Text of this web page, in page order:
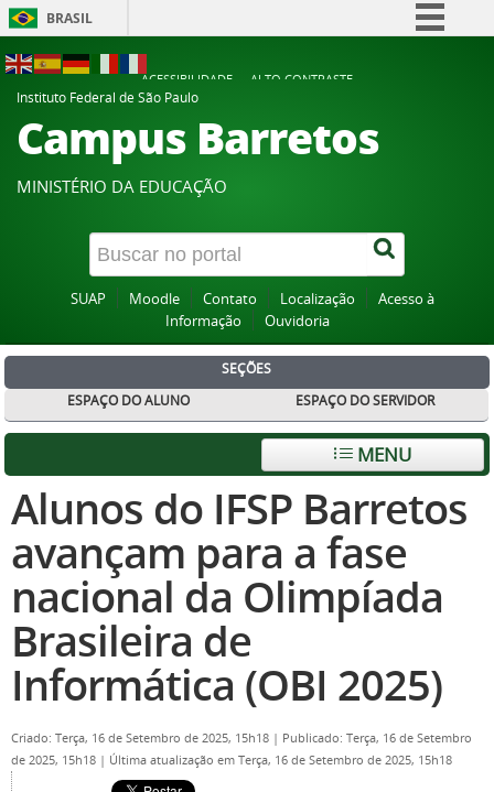
BRASIL
Participe
Acesso à informação
Canais
ACESSIBILIDADE
ALTO CONTRASTE
Instituto Federal de São Paulo
Campus Barretos
MINISTÉRIO DA EDUCAÇÃO
SUAP Moodle Contato Localização
Acesso à
Informação
Ouvidoria
SEÇÕES
ESPAÇO DO ALUNO
ESPAÇO DO SERVIDOR
MENU
Alunos do IFSP Barretos
avançam para a fase
nacional da Olimpíada
Brasileira de
Informática (OBI 2025)
Criado: Terça, 16 de Setembro de 2025, 15h18 | Publicado: Terça, 16 de Setembro
de 2025, 15h18 | Última atualização em Terça, 16 de Setembro de 2025, 15h18